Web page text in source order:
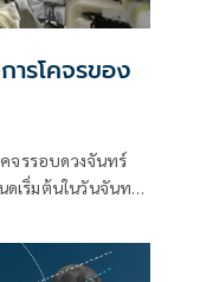
ารโคจรของ
คจรรอบดวงจันทร์
ดเริ่มต้นในวันจันทร์
ครึ่งศตวรรษที่นักบิน
ะทำลายสถิติระยะ